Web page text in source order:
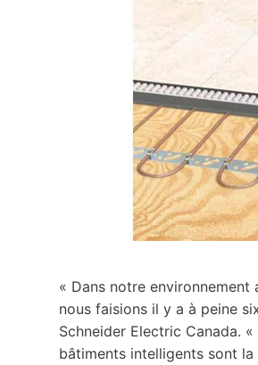
« Dans notre
nous faisions il y a à peine
Schneider Electric Canada.
bâtiments intelligents sont la